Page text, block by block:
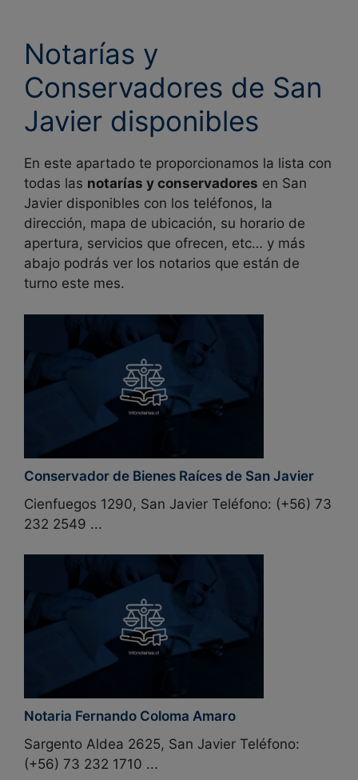
Notarías y
Conservadores de San
Javier disponibles
En este apartado te proporcionamos la lista con
todas las notarías y conservadores en San
Javier disponibles con los teléfonos, la
dirección, mapa de ubicación, su horario de
apertura, servicios que ofrecen, etc… y más
abajo podrás ver los notarios que están de
turno este mes.
Conservador de Bienes Raíces de San Javier
Cienfuegos 1290, San Javier Teléfono: (+56) 73
232 2549 ...
Notaria Fernando Coloma Amaro
Sargento Aldea 2625, San Javier Teléfono:
(+56) 73 232 1710 ...